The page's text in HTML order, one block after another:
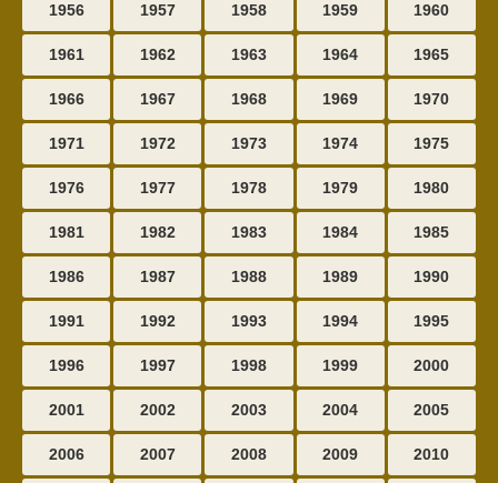
1956 1957 1958 1959 1960
1961 1962 1963 1964 1965
1966 1967 1968 1969 1970
1971 1972 1973 1974 1975
1976 1977 1978 1979 1980
1981 1982 1983 1984 1985
1986 1987 1988 1989 1990
1991 1992 1993 1994 1995
1996 1997 1998 1999 2000
2001 2002 2003 2004 2005
2006 2007 2008 2009 2010